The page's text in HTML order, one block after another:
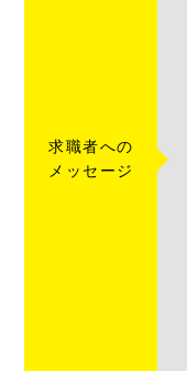
求職者への
メッセージ